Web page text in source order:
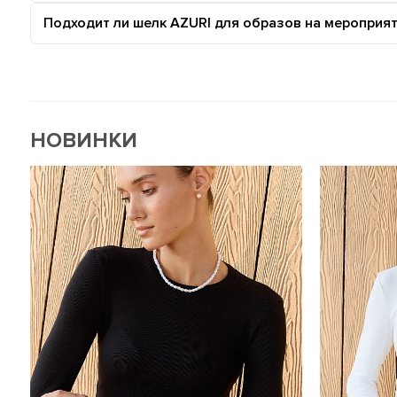
Подходит ли шелк AZURI для образов на
НОВИНКИ